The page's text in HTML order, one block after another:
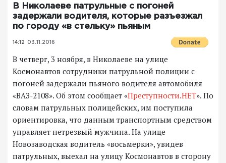
В Николаеве патрульные с погоней
задержали водителя, которые разъезжал
по городу «в стельку» пьяным
14:12 03.11.2016
В четверг, 3 ноября, в Николаеве на улице
Космонавтов сотрудники патрульной полиции с
погоней задержали пьяного водителя автомобиля
«ВАЗ-2108». Об этом сообщает «Преступности.НЕТ». По
словам патрульных полицейских, им поступила
ориентировка, что данным транспортным средством
управляет нетрезвый мужчина. На улице
Новозаводская водитель «восьмерки», увидев
патрульных, выехал на улицу Космонавтов в сторону